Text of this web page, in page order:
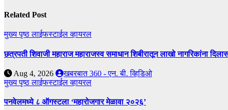
Related Post
मुख्य पृष्ठलाईफस्टाईलव्हायरल
छत्रपती शिवाजी महाराज महाराजस्व समाधान शिबीरातून लाखो नागरिकांना
Aug 4, 2026
खबरबात 360 - एन. बी. व्हिडिओ
मुख्य पृष्ठलाईफस्टाईलव्हायरल
पनवेलमध्ये ८ ऑगस्टला ‘महारोजगार मेळावा २०२६’